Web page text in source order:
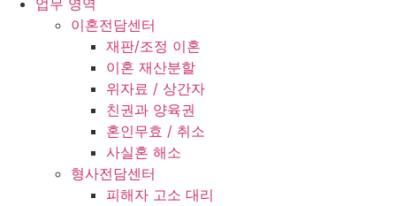
업무 영역
이혼전담센터
재판/조정 이혼
이혼 재산분할
위자료 / 상간자
친권과 양육권
혼인무효 / 취소
사실혼 해소
형사전담센터
피해자 고소 대리